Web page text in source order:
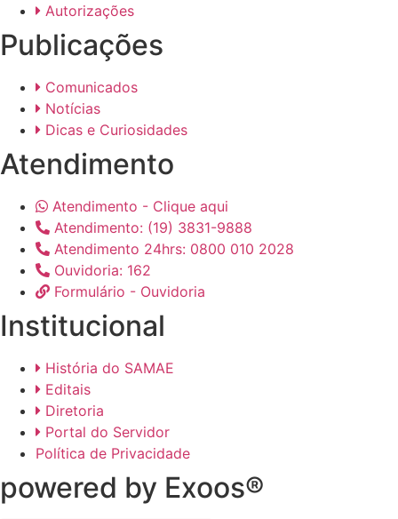
Autorizações
Publicações
Comunicados
Notícias
Dicas e Curiosidades
Atendimento
Atendimento - Clique aqui
Atendimento: (19) 3831-9888
Atendimento 24hrs: 0800 010 2028
Ouvidoria: 162
Formulário - Ouvidoria
Institucional
História do SAMAE
Editais
Diretoria
Portal do Servidor
Política de Privacidade
powered by Exoos®